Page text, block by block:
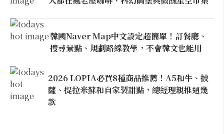
韓國Naver Map中文設定超簡單！訂餐廳、
搜尋景點、規劃路線教學，不會韓文也能用
2026 LOPIA必買8種商品推薦！A5和牛、披
薩、提拉米蘇和自家製甜點，總經理親推這幾
款